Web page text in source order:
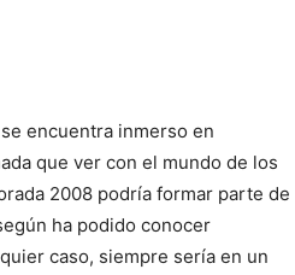
encuentra inmerso en
que ver con el mundo de los
2008 podría formar parte de
ha podido conocer
caso, siempre sería en un